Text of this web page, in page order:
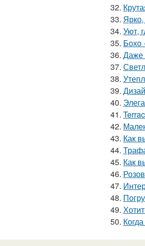
32.
33.
34. Уют,
35. Бохо
36. Даже
37.
38.
39.
40.
41.
42.
43. Как
44.
45. Как
46.
47.
48.
49.
50.